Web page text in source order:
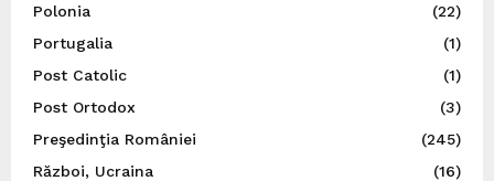
Polonia
(22)
Portugalia
(1)
Post Catolic
(1)
Post Ortodox
(3)
Preşedinţia României
(245)
Război, Ucraina
(16)